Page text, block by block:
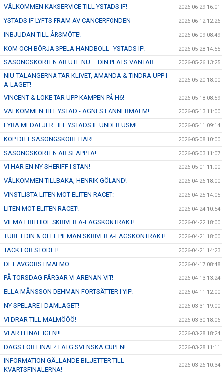
VÄLKOMMEN KAKSERVICE TILL YSTADS IF! 2026-06-29 16:01
YSTADS IF LYFTS FRAM AV CANCERFONDEN 2026-06-12 12:26
INBJUDAN TILL ÅRSMÖTE! 2026-06-09 08:49
KOM OCH BÖRJA SPELA HANDBOLL I YSTADS IF! 2026-05-28 14:55
SÄSONGSKORTEN ÄR UTE NU – DIN PLATS VÄNTAR 2026-05-26 13:25
NIU-TALANGERNA TAR KLIVET, AMANDA & TINDRA UPP I
A-LAGET!
2026-05-20 18:00
VINCENT & LOKE TAR UPP KAMPEN PÅ H6! 2026-05-18 08:59
VÄLKOMMEN TILL YSTAD - AGNES LANNERMALM! 2026-05-13 11:00
FYRA MEDALJER TILL YSTADS IF UNDER USM! 2026-05-11 09:14
KÖP DITT SÄSONGSKORT HÄR! 2026-05-08 10:00
SÄSONGSKORTEN ÄR SLÄPPTA! 2026-05-03 11:07
VI HAR EN NY SHERIFF I STAN! 2026-05-01 11:00
VÄLKOMMEN TILLBAKA, HENRIK GÖLAND! 2026-04-26 18:00
VINSTLISTA LITEN MOT ELITEN RACET: 2026-04-25 14:05
LITEN MOT ELITEN RACET! 2026-04-24 10:54
VILMA FRITHIOF SKRIVER A-LAGSKONTRAKT! 2026-04-22 18:00
TURE EDIN & OLLE PILMAN SKRIVER A-LAGSKONTRAKT! 2026-04-21 18:00
TACK FÖR STÖDET! 2026-04-21 14:23
DET AVGÖRS I MALMÖ. 2026-04-17 08:48
PÅ TORSDAG FÄRGAR VI ARENAN VIT! 2026-04-13 13:24
ELLA MÅNSSON DEHMAN FORTSÄTTER I YIF! 2026-04-11 12:00
NY SPELARE I DAMLAGET! 2026-03-31 19:00
VI DRAR TILL MALMÖÖÖ! 2026-03-30 18:06
VI ÄR I FINAL IGEN!!! 2026-03-28 18:24
DAGS FÖR FINAL4 I ATG SVENSKA CUPEN! 2026-03-28 11:11
INFORMATION GÄLLANDE BILJETTER TILL
KVARTSFINALERNA!
2026-03-26 10:34